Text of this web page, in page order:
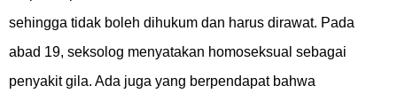
sehingga tidak boleh dihukum dan harus dirawat. Pada
abad 19, seksolog menyatakan homoseksual sebagai
penyakit gila. Ada juga yang berpendapat bahwa